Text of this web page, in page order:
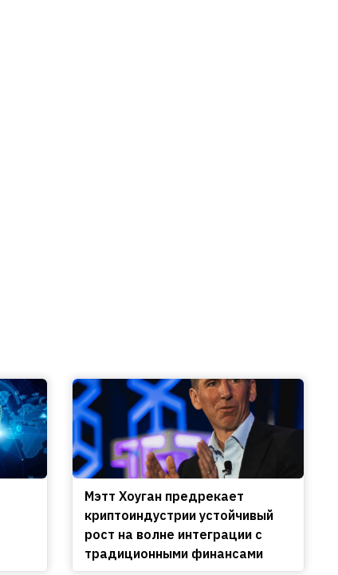
Мэтт Хоуган предрекает
криптоиндустрии устойчивый
рост на волне интеграции с
традиционными финансами